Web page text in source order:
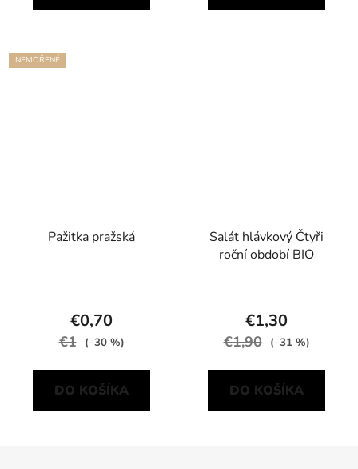
NEMOŘENÉ
Pažitka pražská
€0,70
€1 (–30 %)
DO KOŠÍKA
Salát hlávkový Čtyři
roční období BIO
€1,30
€1,90 (–31 %)
DO KOŠÍKA